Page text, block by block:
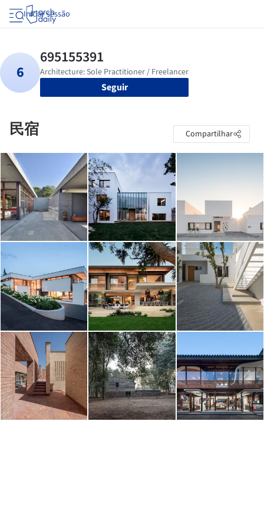
Iniciar sessão
Seguir
民宿 Compartilhar